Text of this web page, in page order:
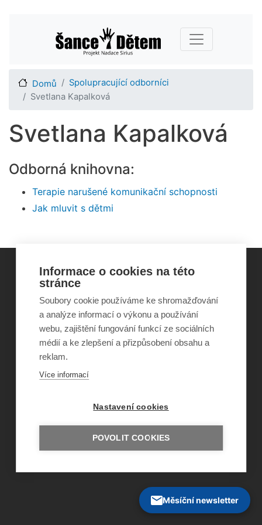
hlavnímu
obsahu
Main navigation
Domů
Spolupracující odborníci
Svetlana Kapalková
Svetlana Kapalková
Odborná knihovna:
Terapie narušené komunikační schopnosti
Jak mluvit s dětmi
© Obecně prospěšná společnost Sirius , o.p.s.
2011–2026
Šance Dětem
ISSN 1805-8876
nazory@sancedetem.cz
Ochrana osobních údajů
Měsíční newsletter
Informace o cookies na této
stránce
Soubory cookie používáme ke shromažďování
a analýze informací o výkonu a používání
webu, zajištění fungování funkcí ze sociálních
médií a ke zlepšení a přizpůsobení obsahu a
reklam.
Více informací
Nastavení cookies
POVOLIT COOKIES